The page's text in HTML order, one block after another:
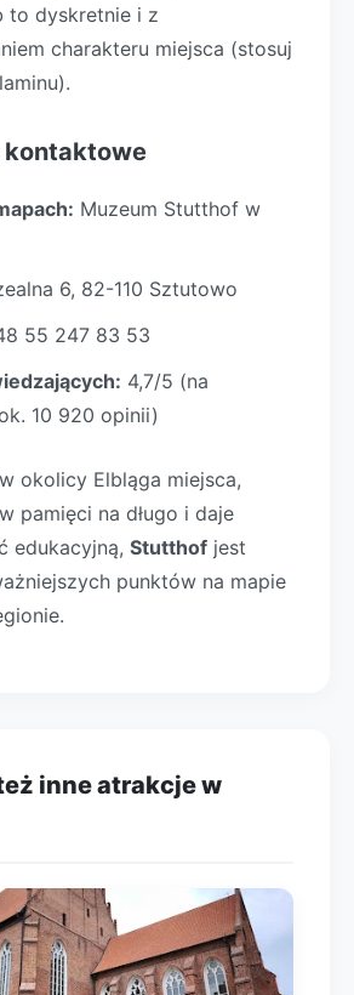
to dyskretnie i z
charakteru miejsca (stosuj
kontaktowe
Muzeum Stutthof w
6, 82-110 Sztutowo
55 247 83 53
4,7/5 (na
10 920 opinii)
okolicy Elbląga miejsca,
pamięci na długo i daje
edukacyjną, Stutthof jest
punktów na mapie
inne atrakcje w